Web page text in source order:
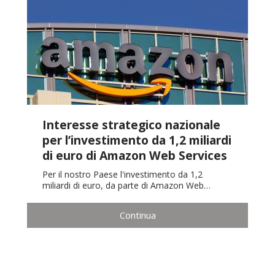
Interesse strategico nazionale
per l’investimento da 1,2 miliardi
di euro di Amazon Web Services
Per il nostro Paese l'investimento da 1,2
miliardi di euro, da parte di Amazon Web…
Continua